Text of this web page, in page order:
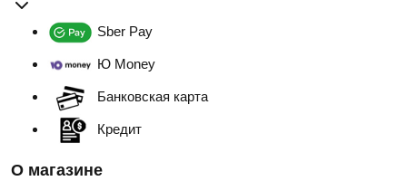
Sber Pay
Ю Money
Банковская карта
Кредит
О магазине